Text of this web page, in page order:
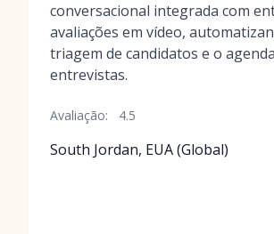
conversacional integrada com
avaliações em vídeo,
triagem de candidatos e o
entrevistas.
Avaliação: 4.5
South Jordan, EUA (Global)